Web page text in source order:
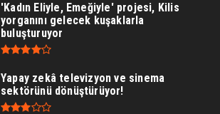
'Kadın Eliyle, Emeğiyle' projesi, Kilis
yorganını gelecek kuşaklarla
buluşturuyor
Yapay zekâ televizyon ve sinema
sektörünü dönüştürüyor!